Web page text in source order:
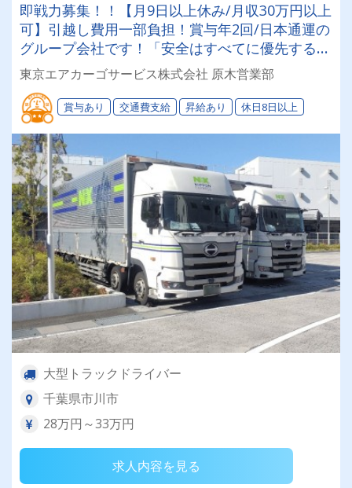
即戦力募集！！【月9日以上休み/月収30万円以上
可】引越し費用一部負担！賞与年2回/日本通運の
グループ会社です！「安全はすべてに優先する」
を掲げ、社員教育に力を入れています！
東京エアカーゴサービス株式会社 原木営業部
賞与あり 交通費支給 昇給あり 休日8日以上
大型トラックドライバー
千葉県市川市
28万円～33万円
求人内容を見る